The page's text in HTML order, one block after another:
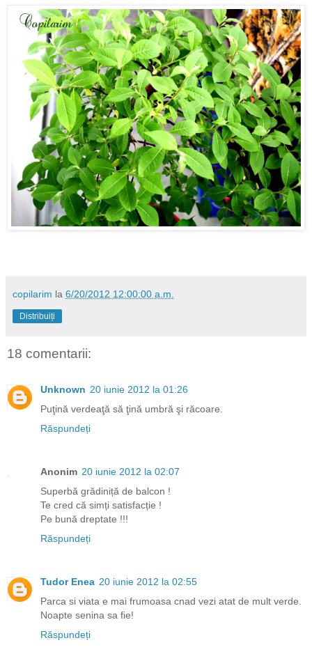
copilarim la 6/20/2012 12:00:00 a.m.
Distribuiți
18 comentarii:
Unknown 20 iunie 2012 la 01:26
Puţină verdeaţă să ţină umbră şi răcoare.
Răspundeți
Anonim 20 iunie 2012 la 02:07
Superbă grădiniță de balcon !
Te cred că simți satisfacție !
Pe bună dreptate !!!
Răspundeți
Tudor Enea 20 iunie 2012 la 02:55
Parca si viata e mai frumoasa cnad vezi atat de mult verde.
Noapte senina sa fie!
Răspundeți